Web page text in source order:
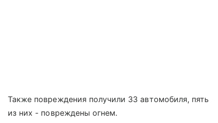
Также повреждения получили 33 автомобиля, пять
из них - повреждены огнем.